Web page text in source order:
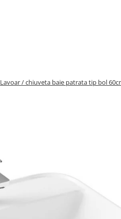
Lavoar / chiuveta baie patrata tip bol